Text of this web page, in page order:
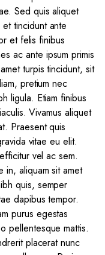
Sed quis aliquet
tincidunt ante
et felis finibus
ac ante ipsum primis
turpis tincidunt, sit
pretium nec
ligula. Etiam finibus
Vivamus aliquet
Praesent quis
vitae eu elit.
vel ac sem.
in, aliquam sit amet
quis, semper
dapibus tempor.
purus egestas
pellentesque mattis.
placerat nunc